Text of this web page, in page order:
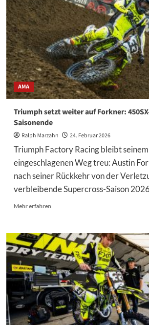
bin
motivierter,
hungriger
und
selbstbewusster
als
früher“
AMA
Triumph setzt weiter auf Forkner:
Saisonende
Ralph Marzahn 24. Februar 2026
Triumph Factory Racing bleibt seinem
eingeschlagenen Weg treu: Austin
nach seiner Rückkehr von der
verbleibende Supercross-Saison
Mehr erfahrenMehr
Triumph
setzt
weiter
auf
Forkner:
450SX-
Einsatz
bis
Saisonende